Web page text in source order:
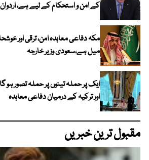
کے امن و استحکام کے لیے ہے، اردوان
مکہ دفاعی معاہدہ امن، ترقی اور
میل ہے،سعودی وزیر خارجہ
ایک پر حملہ تینوں پر حملہ تصور ہو
اور ترکیہ کے درمیان دفاعی معاہدہ
مقبول ترین خبریں